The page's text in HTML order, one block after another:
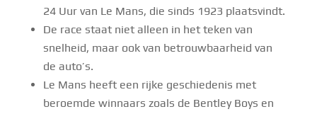
24 Uur van Le Mans, die sinds 1923 plaatsvindt.
De race staat niet alleen in het teken van
snelheid, maar ook van betrouwbaarheid van
de auto’s.
Le Mans heeft een rijke geschiedenis met
beroemde winnaars zoals de Bentley Boys en